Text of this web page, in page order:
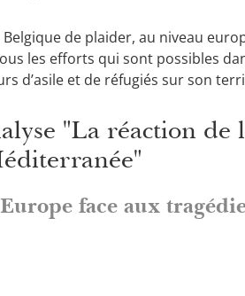
de plaider, au niveau
les efforts qui sont possibles
d’asile et de réfugiés sur son
"La réaction de
face aux